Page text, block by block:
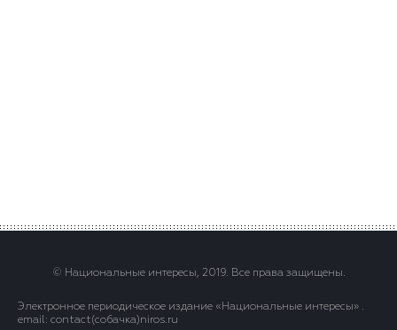
© Национальные интересы, 2019. Все права защищены.
Электронное периодическое издание «Национальные интересы» .
email: contact(сoбaчка)niros.ru